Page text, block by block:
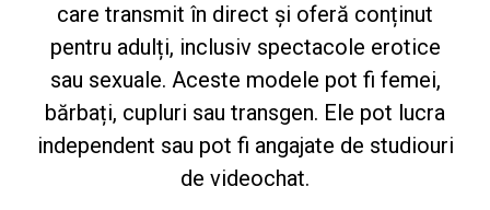
care transmit în direct și oferă conținut
pentru adulți, inclusiv spectacole erotice
sau sexuale. Aceste modele pot fi femei,
bărbați, cupluri sau transgen. Ele pot lucra
independent sau pot fi angajate de studiouri
de videochat.